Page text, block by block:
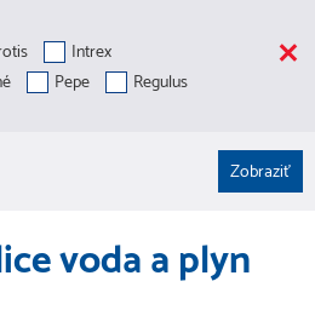
Intrex
Pepe
Regulus
voda a plyn